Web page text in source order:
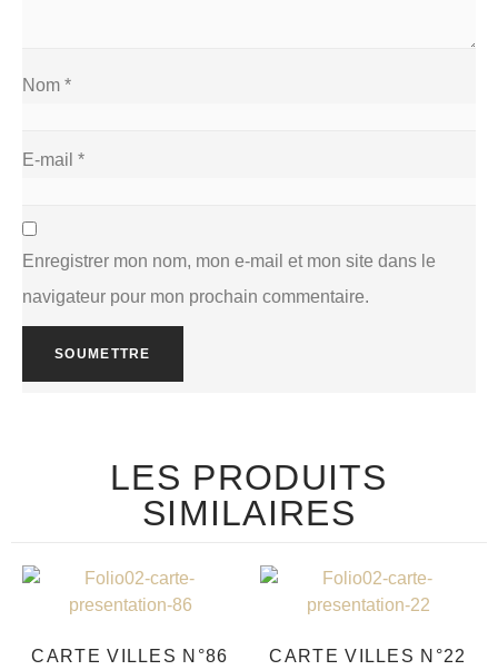
Nom *
E-mail *
Enregistrer mon nom, mon e-mail et mon site dans le
navigateur pour mon prochain commentaire.
LES PRODUITS
SIMILAIRES
CARTE VILLES N°86 CARTE VILLES N°22